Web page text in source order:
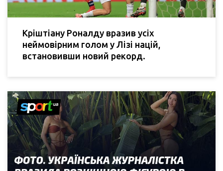
Кріштіану Роналду вразив усіх
неймовірним голом у Лізі націй,
встановивши новий рекорд.